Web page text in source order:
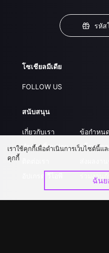
รหัส
โซเชียลมีเดีย
FOLLOW US
สนับสนุน
เกี่ยวกับเรา
คำถามที่พบบ่อย
ข้อกำหน
นโยบาย
ร่วมงาน
เราใช้คุกกี้เพื่อดำเนินการเว็บไซต์นี้แ
คุกกี้
ฉัน